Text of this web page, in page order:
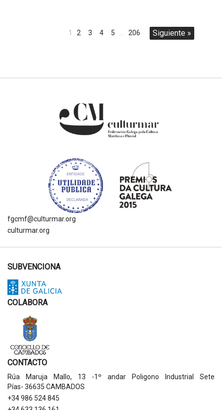
1 2 3 4 5 206 Siguiente »
fgcmf@culturmar.org
culturmar.org
SUBVENCIONA
COLABORA
CONTACTO
Rúa Maruja Mallo, 13 -1º andar Poligono Industrial Sete
Pías- 36635 CAMBADOS
+34 986 524 845